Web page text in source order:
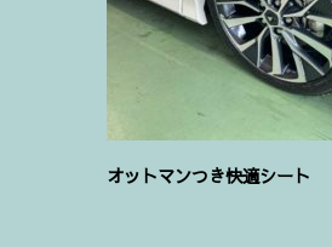
オットマンつき快適シート